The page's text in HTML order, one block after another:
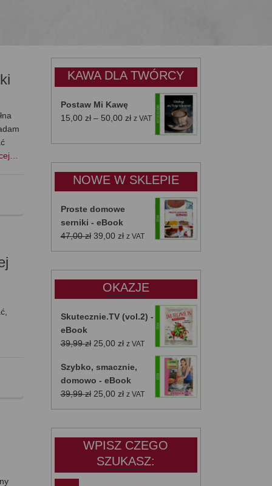
KAWA DLA TWÓRCY
Postaw Mi Kawę
15,00 zł – 50,00 złZakres
od
do
50,00 zł
z VAT
NOWE W SKLEPIE
Proste domowe
serniki - eBook
47,00zł Pierwotna
cena
39,00 złAktualna
cena
z VAT
OKAZJE
Skutecznie.TV (vol.2) -
eBook
39,99zł Pierwotna
wynosiła:
39,99 zł.
25,00 złAktualna
wynosi:
25,00 zł.
z VAT
Szybko, smacznie,
domowo - eBook
39,99zł Pierwotna
cena
25,00 złAktualna
cena
z VAT
WPISZ CZEGO
SZUKASZ: